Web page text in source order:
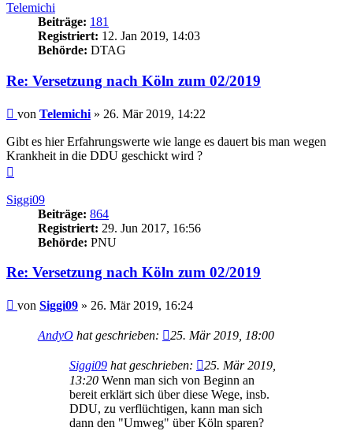
Telemichi
Beiträge: 181
Registriert: 12. Jan 2019, 14:03
Behörde: DTAG
Re: Versetzung nach Köln zum 02/2019
Beitrag
von Telemichi » 26. Mär 2019, 14:22
Gibt es hier Erfahrungswerte wie lange es dauert bis man wegen
Krankheit in die DDU geschickt wird ?
Siggi09
Beiträge: 864
Registriert: 29. Jun 2017, 16:56
Behörde: PNU
Re: Versetzung nach Köln zum 02/2019
Beitrag
von Siggi09 » 26. Mär 2019, 16:24
AndyO hat geschrieben: 25. Mär 2019, 18:00
Siggi09 hat geschrieben:
25. Mär 2019,
13:20 Wenn man sich von Beginn an
bereit erklärt sich über diese Wege, insb.
DDU, zu verflüchtigen, kann man sich
dann den "Umweg" über Köln sparen?